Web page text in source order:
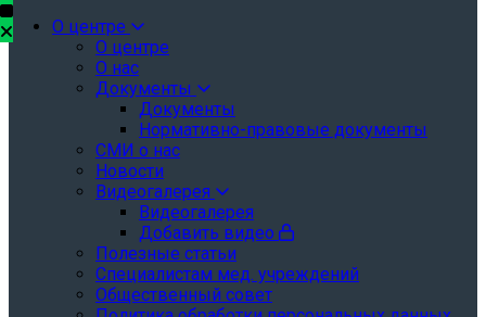
О центре
О центре
О нас
Документы
Документы
Нормативно-правовые документы
СМИ о нас
Новости
Видеогалерея
Видеогалерея
Добавить видео
Полезные статьи
Специалистам мед. учреждений
Общественный совет